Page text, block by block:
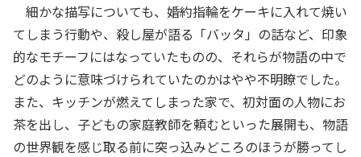
細かな描写についても、婚約指輪をケーキに入れて焼い
てしまう行動や、殺し屋が語る「バッタ」の話など、印象
的なモチーフにはなっていたものの、それらが物語の中で
どのように意味づけられていたのかはやや不明瞭でした。
また、キッチンが燃えてしまった家で、初対面の人物にお
茶を出し、子どもの家庭教師を頼むといった展開も、物語
の世界観を感じ取る前に突っ込みどころのほうが勝ってし